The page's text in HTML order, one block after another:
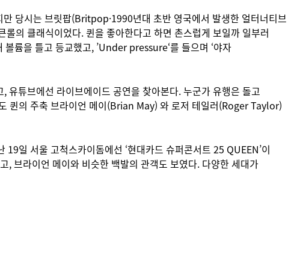
당시는 브릿팝(Britpop·1990년대 초반 영국에서 발생한 얼터너티브
의 클래식이었다. 퀸을 좋아한다고 하면 촌스럽게 보일까 일부러
륨을 틀고 등교했고, ’Under pressure‘를 들으며 ‘야자
튜브에선 라이브에이드 공연을 찾아본다. 누군가 유행은 돌고
퀸의 주축 브라이언 메이(Brian May) 와 로저 테일러(Roger Taylor)
일 서울 고척스카이돔에선 ‘현대카드 슈퍼콘서트 25 QUEEN’이
, 브라이언 메이와 비슷한 백발의 관객도 보였다. 다양한 세대가